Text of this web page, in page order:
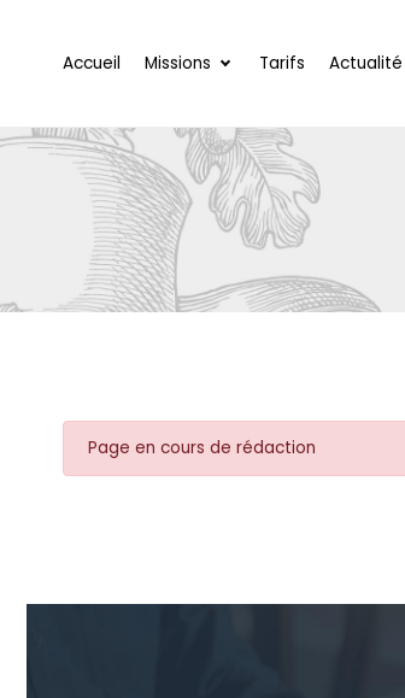
Accueil Missions Tarifs Actualité
Page en cours de rédaction